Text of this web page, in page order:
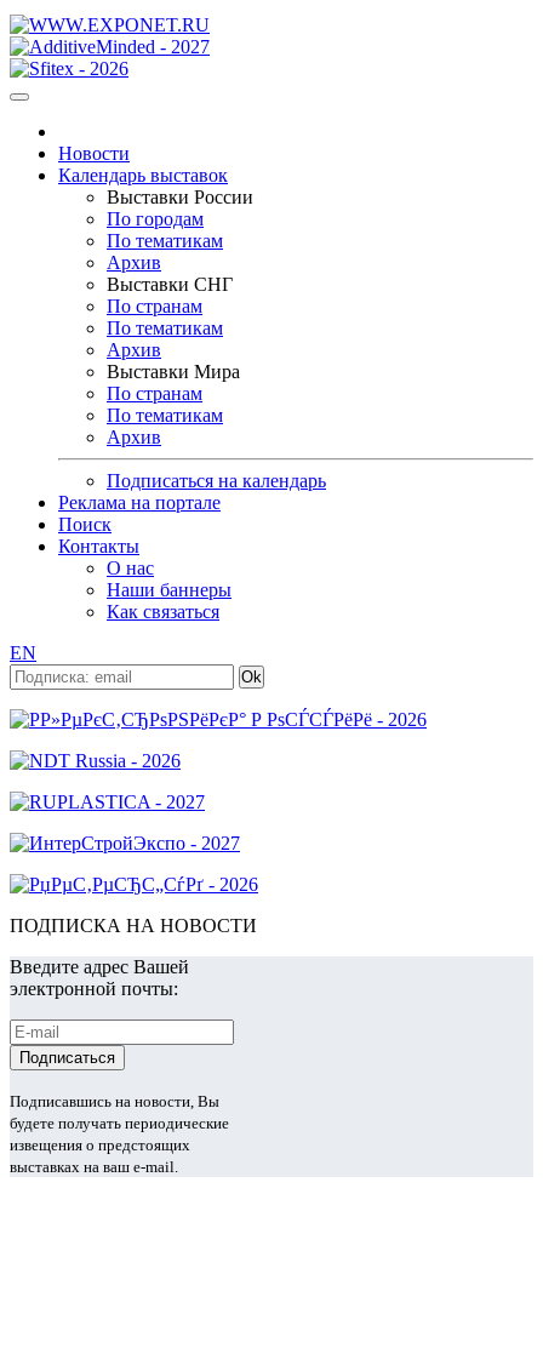
Новости
Календарь выставок
Выставки России
По городам
По тематикам
Архив
Выставки СНГ
По странам
По тематикам
Архив
Выставки Мира
По странам
По тематикам
Архив
Подписаться на календарь
Реклама на портале
Поиск
Контакты
О нас
Наши баннеры
Как связаться
EN
ПОДПИСКА НА НОВОСТИ
Введите адрес Вашей
электронной почты:
Подписавшись на новости, Вы
будете получать периодические
извещения о предстоящих
выставках на ваш e-mail.